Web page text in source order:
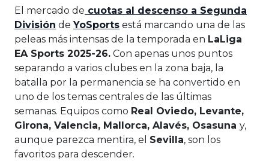
El mercado de cuotas al descenso a Segunda
División deYoSports está marcando una de las
peleas más intensas de la temporada en LaLiga
EA Sports 2025-26. Con apenas unos puntos
separando a varios clubes en la zona baja, la
batalla por la permanencia se ha convertido en
uno de los temas centrales de las últimas
semanas. Equipos como Real Oviedo, Levante,
Girona, Valencia, Mallorca, Alavés, Osasuna y,
aunque parezca mentira, el Sevilla, son los
favoritos para descender.